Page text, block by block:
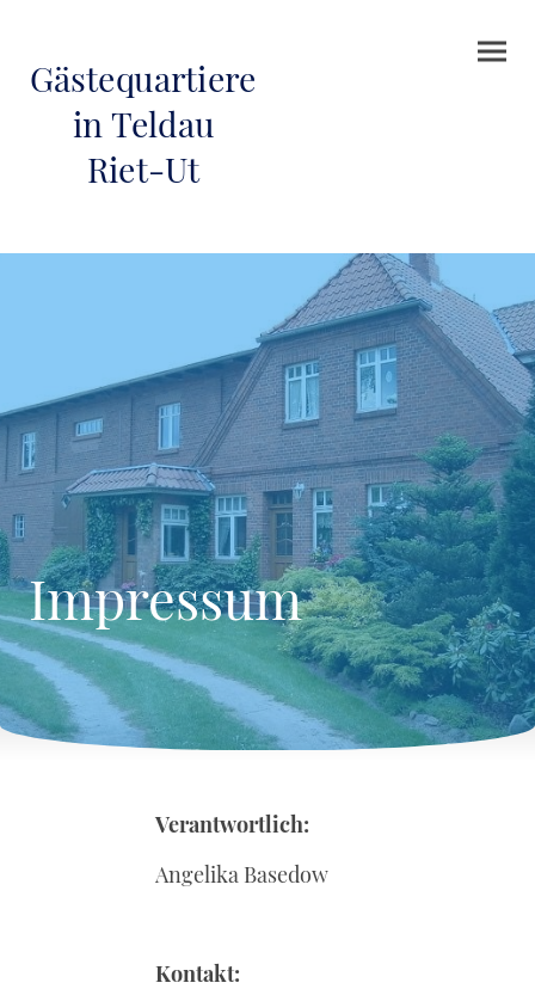
Gästequartiere
in Teldau
Riet-Ut
Impressum
Verantwortlich:
Angelika Basedow
Kontakt: